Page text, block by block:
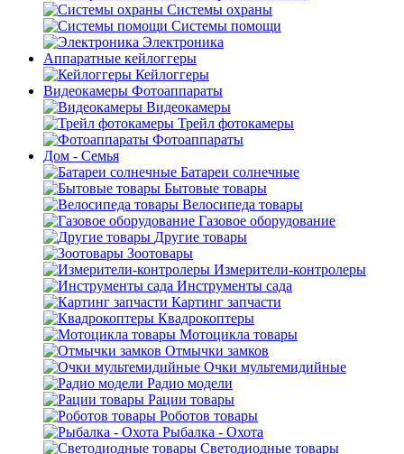
Системы охраны
Системы помощи
Электроника
Аппаратные кейлоггеры
Кейлоггеры
Видеокамеры Фотоаппараты
Видеокамеры
Трейл фотокамеры
Фотоаппараты
Дом - Семья
Батареи солнечные
Бытовые товары
Велосипеда товары
Газовое оборудование
Другие товары
Зоотовары
Измерители-контролеры
Инструменты сада
Картинг запчасти
Квадрокоптеры
Мотоцикла товары
Отмычки замков
Очки мультемидийные
Радио модели
Рации товары
Роботов товары
Рыбалка - Охота
Светодиодные товары